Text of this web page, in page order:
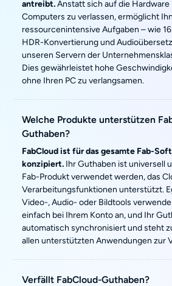
antreibt.Anstatt sich auf die Hardware
Computers zu verlassen, ermöglicht
ressourcenintensive Aufgaben – wie
HDR-Konvertierung und
unseren Servern der
Dies gewährleistet hohe
ohne Ihren PC zu verlangsamen.
Welche Produkte unterstützen
Guthaben?
FabCloud ist für das gesamte Fab-
konzipiert. Ihr Guthaben ist universell
Fab-Produkt verwendet werden, das
Verarbeitungsfunktionen unterstützt.
Video-, Audio- oder Bildtools
einfach bei Ihrem Konto an, und Ihr
automatisch synchronisiert und steht
allen unterstützten Anwendungen zur
Verfällt FabCloud-Guthaben?